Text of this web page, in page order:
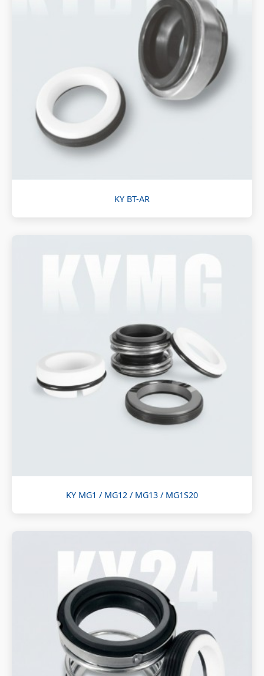
KY BT-AR
KY MG1 / MG12 / MG13 / MG1S20